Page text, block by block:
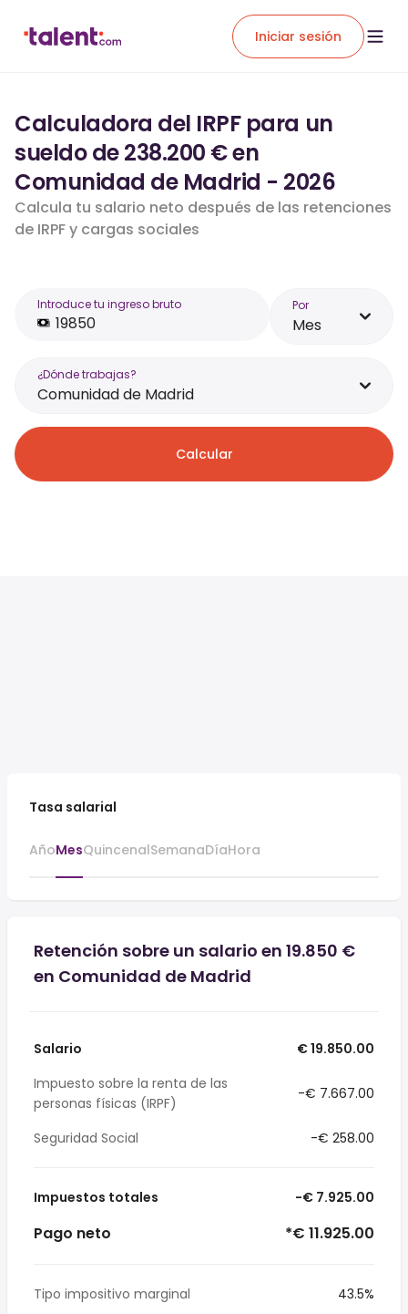
Iniciar sesión
Calculadora del IRPF para un
sueldo de 238.200 € en
Comunidad de Madrid - 2026
Calcula tu salario neto después de las retenciones
de IRPF y cargas sociales
Introduce tu ingreso bruto Por
Mes
¿Dónde trabajas?
Comunidad de Madrid
Calcular
Tasa salarial
AñoMesQuincenalSemanaDíaHora
Retención sobre un salario en 19.850 €
en Comunidad de Madrid
Salario
€ 19.850.00
Impuesto sobre la renta de las
personas físicas (IRPF)
-€ 7.667.00
Seguridad Social -€ 258.00
Impuestos totales -€ 7.925.00
Pago neto *€ 11.925.00
Tipo impositivo marginal
43.5%